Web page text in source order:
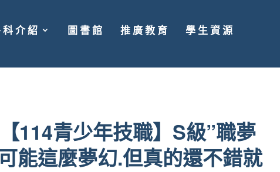
介紹 圖書館 推廣教育 學生資源
114青少年技職】S級”職夢
能這麼夢幻.但真的還不錯就